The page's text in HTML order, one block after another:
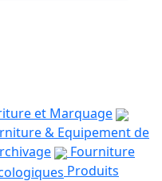
et Marquage
& Equipement de
Fourniture
Produits